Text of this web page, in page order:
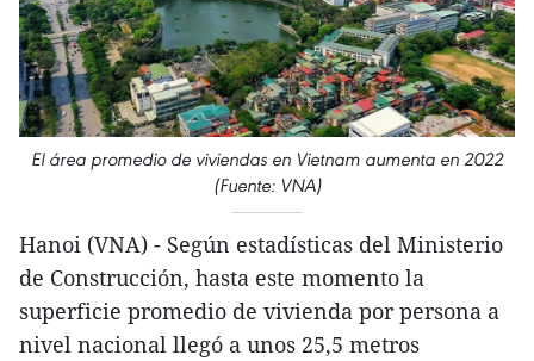
El área promedio de viviendas en Vietnam aumenta en 2022
(Fuente: VNA)
Hanoi (VNA) - Según estadísticas del Ministerio
de Construcción, hasta este momento la
superficie promedio de vivienda por persona a
nivel nacional llegó a unos 25,5 metros